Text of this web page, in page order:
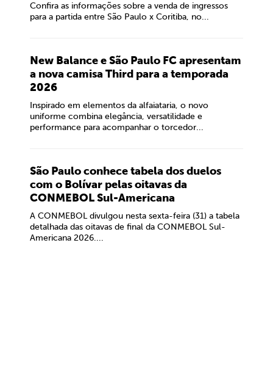
Confira as informações sobre a venda de ingressos
para a partida entre São Paulo x Coritiba, no...
New Balance e São Paulo FC apresentam
a nova camisa Third para a temporada
2026
Inspirado em elementos da alfaiataria, o novo
uniforme combina elegância, versatilidade e
performance para acompanhar o torcedor...
São Paulo conhece tabela dos duelos
com o Bolívar pelas oitavas da
CONMEBOL Sul-Americana
A CONMEBOL divulgou nesta sexta-feira (31) a tabela
detalhada das oitavas de final da CONMEBOL Sul-
Americana 2026....